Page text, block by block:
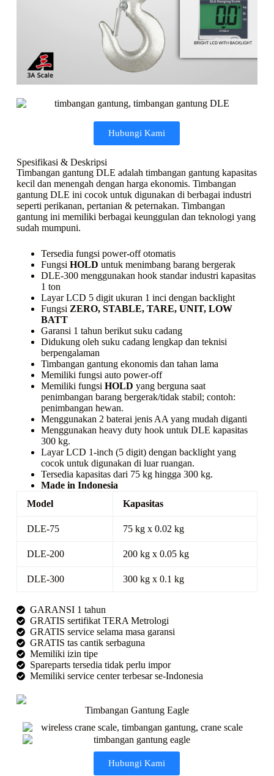
Hubungi Kami
Spesifikasi & Deskripsi
Timbangan gantung DLE adalah timbangan gantung kapasitas
kecil dan menengah dengan harga ekonomis. Timbangan
gantung DLE ini cocok untuk digunakan di berbagai industri
seperti perikanan, pertanian & peternakan. Timbangan
gantung ini memiliki berbagai keunggulan dan teknologi yang
sudah mumpuni.
Tersedia fungsi power-off otomatis
Fungsi HOLD untuk menimbang barang bergerak
DLE-300 menggunakan hook standar industri kapasitas
1 ton
Layar LCD 5 digit ukuran 1 inci dengan backlight
Fungsi ZERO, STABLE, TARE, UNIT, LOW
BATT
Garansi 1 tahun berikut suku cadang
Didukung oleh suku cadang lengkap dan teknisi
berpengalaman
Timbangan gantung ekonomis dan tahan lama
Memiliki fungsi auto power-off
Memiliki fungsi HOLD yang berguna saat
penimbangan barang bergerak/tidak stabil; contoh:
penimbangan hewan.
Menggunakan 2 baterai jenis AA yang mudah diganti
Menggunakan heavy duty hook untuk DLE kapasitas
300 kg.
Layar LCD 1-inch (5 digit) dengan backlight yang
cocok untuk digunakan di luar ruangan.
Tersedia kapasitas dari 75 kg hingga 300 kg.
Made in Indonesia
Model
Kapasitas
DLE-75 75 kg x 0.02 kg
DLE-200 200 kg x 0.05 kg
DLE-300 300 kg x 0.1 kg
GARANSI 1 tahun
GRATIS sertifikat TERA Metrologi
GRATIS service selama masa garansi
GRATIS tas cantik serbaguna
Memiliki izin tipe
Spareparts tersedia tidak perlu impor
Memiliki service center terbesar se-Indonesia
Timbangan Gantung Eagle
Hubungi Kami